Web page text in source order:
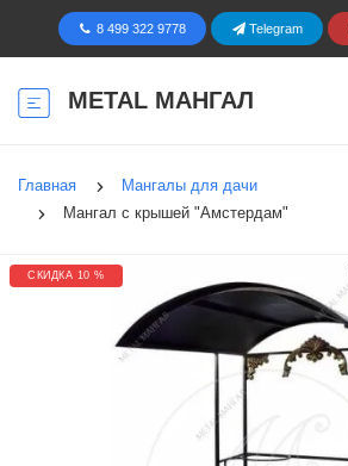
8 499 322 9778 Telegram
METAL МАНГАЛ
Главная
Мангалы для дачи
Мангал с крышей "Амстердам"
СКИДКА 10 %